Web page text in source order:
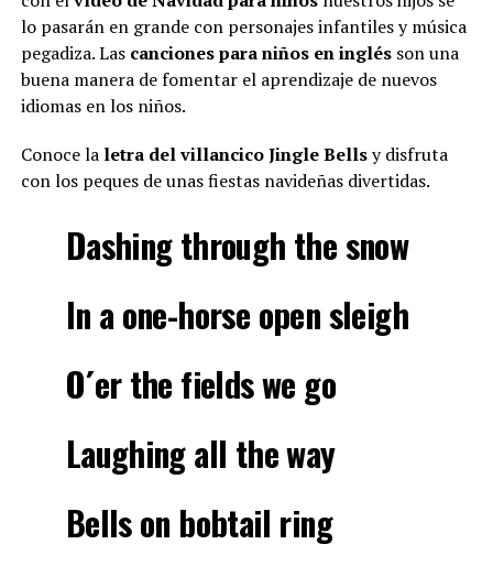
lo pasarán en grande con personajes infantiles y música
pegadiza. Las canciones para niños en inglésson una
buena manera de fomentar el aprendizaje de nuevos
idiomas en los niños.
Conoce la letra del villancico Jingle Bellsy disfruta
con los peques de unas fiestas navideñas divertidas.
Dashing through the snow
In a one-horse open sleigh
O´er the fields we go
Laughing all the way
Bells on bobtail ring